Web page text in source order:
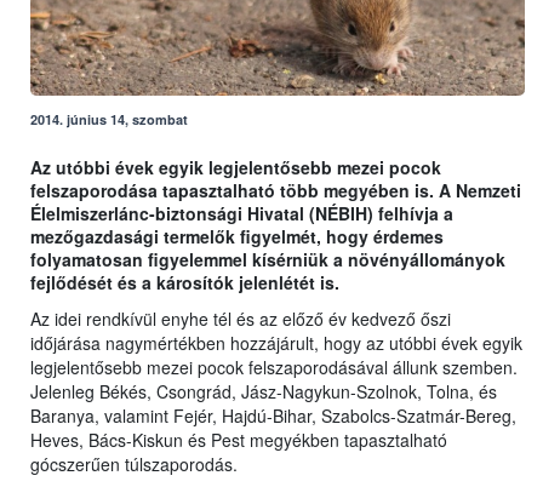
2014. június 14, szombat
Az utóbbi évek egyik legjelentősebb mezei pocok
felszaporodása tapasztalható több megyében is. A Nemzeti
Élelmiszerlánc-biztonsági Hivatal (NÉBIH) felhívja a
mezőgazdasági termelők figyelmét, hogy érdemes
folyamatosan figyelemmel kísérniük a növényállományok
fejlődését és a károsítók jelenlétét is.
Az idei rendkívül enyhe tél és az előző év kedvező őszi
időjárása nagymértékben hozzájárult, hogy az utóbbi évek egyik
legjelentősebb mezei pocok felszaporodásával állunk szemben.
Jelenleg Békés, Csongrád, Jász-Nagykun-Szolnok, Tolna, és
Baranya, valamint Fejér, Hajdú-Bihar, Szabolcs-Szatmár-Bereg,
Heves, Bács-Kiskun és Pest megyékben tapasztalható
gócszerűen túlszaporodás.